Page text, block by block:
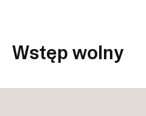
Wstęp wolny